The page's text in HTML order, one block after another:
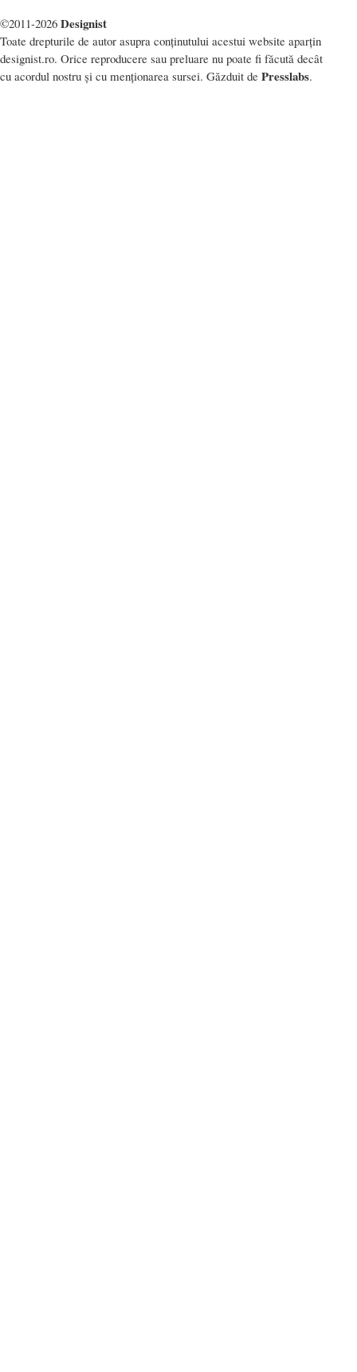
©2011-2026 Designist
Toate drepturile de autor asupra conținutului acestui website aparțin
designist.ro. Orice reproducere sau preluare nu poate fi făcută decât
cu acordul nostru și cu menționarea sursei. Găzduit de Presslabs.